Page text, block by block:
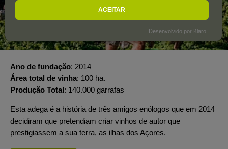
Ano de fundação 2014
Área total de vinha 100 ha.
Produção Total 140.000 garrafas
Esta adega é a história de três amigos enólogos que em 2014
decidiram que pretendiam criar vinhos de autor que
prestigiassem a sua terra, as ilhas dos Açores.
ACEITAR
Desenvolvido por Klaro!